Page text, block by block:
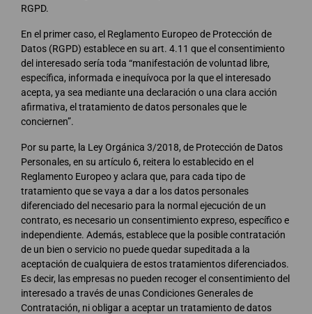
RGPD.
En el primer caso, el Reglamento Europeo de Protección de
Datos (RGPD) establece en su art. 4.11 que el consentimiento
del interesado sería toda “manifestación de voluntad libre,
específica, informada e inequívoca por la que el interesado
acepta, ya sea mediante una declaración o una clara acción
afirmativa, el tratamiento de datos personales que le
conciernen”.
Por su parte, la Ley Orgánica 3/2018, de Protección de Datos
Personales, en su artículo 6, reitera lo establecido en el
Reglamento Europeo y aclara que, para cada tipo de
tratamiento que se vaya a dar a los datos personales
diferenciado del necesario para la normal ejecución de un
contrato, es necesario un consentimiento expreso, específico e
independiente. Además, establece que la posible contratación
de un bien o servicio no puede quedar supeditada a la
aceptación de cualquiera de estos tratamientos diferenciados.
Es decir, las empresas no pueden recoger el consentimiento del
interesado a través de unas Condiciones Generales de
Contratación, ni obligar a aceptar un tratamiento de datos